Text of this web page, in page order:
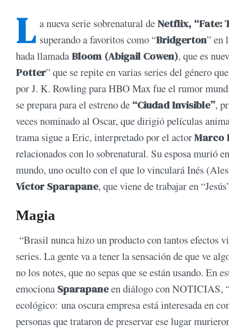
L a nueva serie sobrenatural deNetflix, “Fate:
superando a favoritos como “Bridgerton” en
hada llamada Bloom (Abigail Cowen), que es
Potter” que se repite en varias series del género
por J. K. Rowling para HBO Max fue el rumor
se prepara para el estreno de “Ciudad Invisible”,
veces nominado al Oscar, que dirigió películas
trama sigue a Eric, interpretado por el actorMarco
relacionados con lo sobrenatural. Su esposa murió
mundo, uno oculto con el que lo vinculará Inés
Víctor Sparapane, que viene de trabajar en
Magia
“Brasil nunca hizo un producto con tantos efectos
series. La gente va a tener la sensación de que ve
no los notes, que no sepas que se están usando. En
emociona Sparapaneen diálogo con NOTICIAS,
ecológico: una oscura empresa está interesada en
personas que trataron de preservar ese lugar